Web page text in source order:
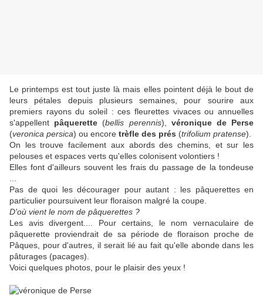
Le printemps est tout juste là mais elles pointent déjà le bout de
leurs pétales depuis plusieurs semaines, pour sourire aux
premiers rayons du soleil : ces fleurettes vivaces ou annuelles
s'appellent pâquerette (bellis perennis), véronique de Perse
(veronica persica) ou encore trèfle des prés (trifolium pratense).
On les trouve facilement aux abords des chemins, et sur les
pelouses et espaces verts qu'elles colonisent volontiers !
Elles font d'ailleurs souvent les frais du passage de la tondeuse
Pas de quoi les décourager pour autant : les pâquerettes en
particulier poursuivent leur floraison malgré la coupe.
D'où vient le nom de pâquerettes ?
Les avis divergent.... Pour certains, le nom vernaculaire de
pâquerette proviendrait de sa période de floraison proche de
Pâques, pour d'autres, il serait lié au fait qu'elle abonde dans les
pâturages (pacages).
Voici quelques photos, pour le plaisir des yeux !